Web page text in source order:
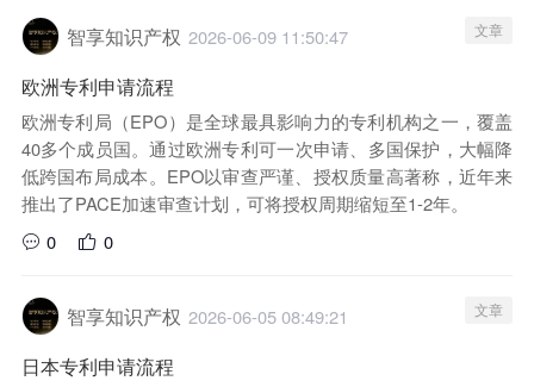
智享知识产权 2026-06-09 11:50:47 文章
欧洲专利申请流程
欧洲专利局（EPO）是全球最具影响力的专利机构之一，覆盖
40多个成员国。通过欧洲专利可一次申请、多国保护，大幅降
低跨国布局成本。EPO以审查严谨、授权质量高著称，近年来
推出了PACE加速审查计划，可将授权周期缩短至1-2年。
0
0
智享知识产权 2026-06-05 08:49:21 文章
日本专利申请流程